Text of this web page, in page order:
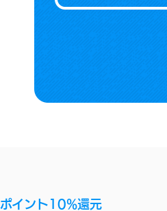
ポイント10%還元